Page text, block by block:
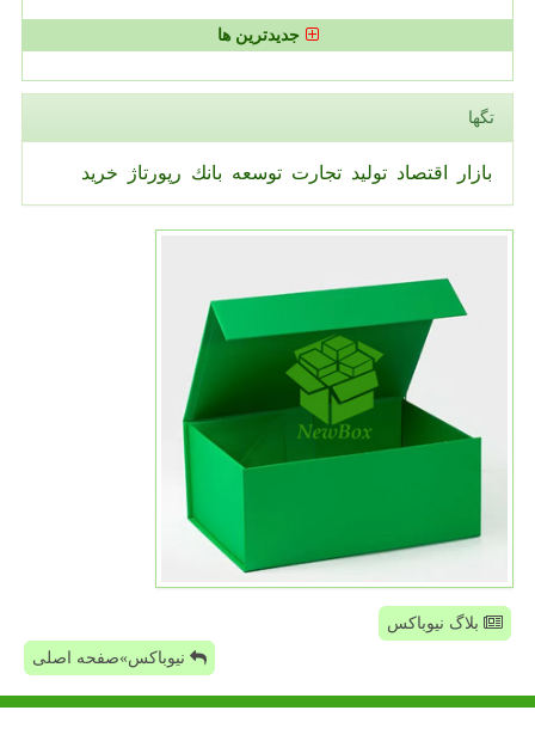
جدیدترین ها
تگها
بازار اقتصاد تولید تجارت توسعه بانك رپورتاژ خرید
بلاگ نیوباکس
نیوباکس»صفحه اصلی